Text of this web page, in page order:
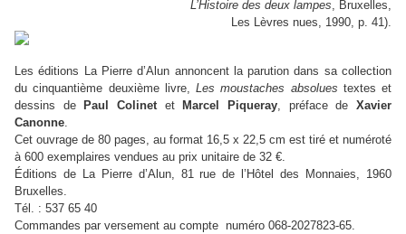
L’Histoire des deux lampes, Bruxelles,
Les Lèvres nues, 1990, p. 41).
Les éditions La Pierre d’Alun annoncent la parution dans sa collection
du cinquantième deuxième livre, Les moustaches absolues textes et
dessins de
Paul Colinetet Marcel Piqueray, préface deXavier
Canonne.
Cet ouvrage de 80 pages, au format 16,5 x 22,5 cm est tiré et numéroté
à 600 exemplaires vendues au prix unitaire de 32 €.
Éditions de La Pierre d’Alun, 81 rue de l’Hôtel des Monnaies, 1960
Bruxelles.
Tél. : 537 65 40
Commandes par versement au compte numéro 068-2027823-65.